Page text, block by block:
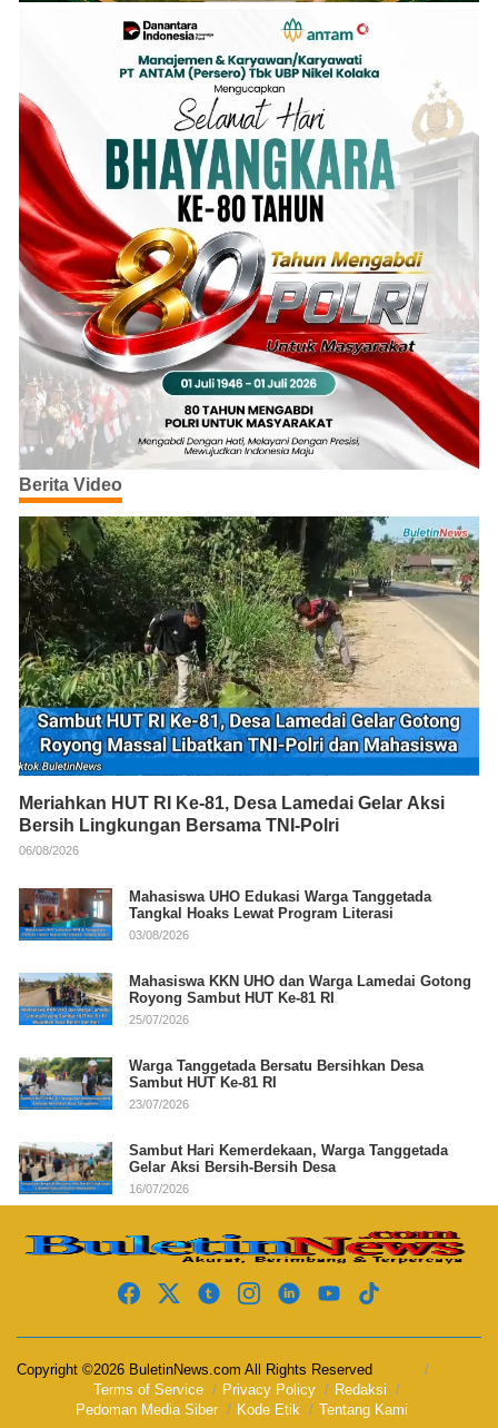
Berita Video
Meriahkan HUT RI Ke-81, Desa Lamedai Gelar Aksi
Bersih Lingkungan Bersama TNI-Polri
06/08/2026
Mahasiswa UHO Edukasi Warga Tanggetada
Tangkal Hoaks Lewat Program Literasi
03/08/2026
Mahasiswa KKN UHO dan Warga Lamedai Gotong
Royong Sambut HUT Ke-81 RI
25/07/2026
Warga Tanggetada Bersatu Bersihkan Desa
Sambut HUT Ke-81 RI
23/07/2026
Sambut Hari Kemerdekaan, Warga Tanggetada
Gelar Aksi Bersih-Bersih Desa
16/07/2026
Copyright ©2026 BuletinNews.com All Rights Reserved
Terms of Service
Privacy Policy
Redaksi
Pedoman Media Siber
Kode Etik Tentang Kami